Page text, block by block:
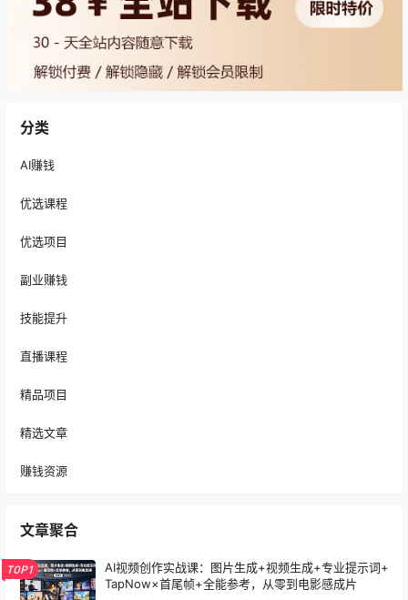
分类
AI赚钱
优选课程
优选项目
副业赚钱
技能提升
直播课程
精品项目
精选文章
赚钱资源
文章聚合
TOP1
AI视频创作实战课：图片生成+视频生成+专业提示词+
TapNow×首尾帧+全能参考，从零到电影感成片